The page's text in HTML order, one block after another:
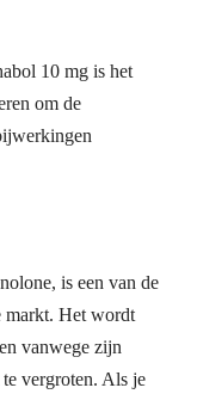
10 mg is het
om de
is een van de
markt. Het wordt
vanwege zijn
vergroten. Als je